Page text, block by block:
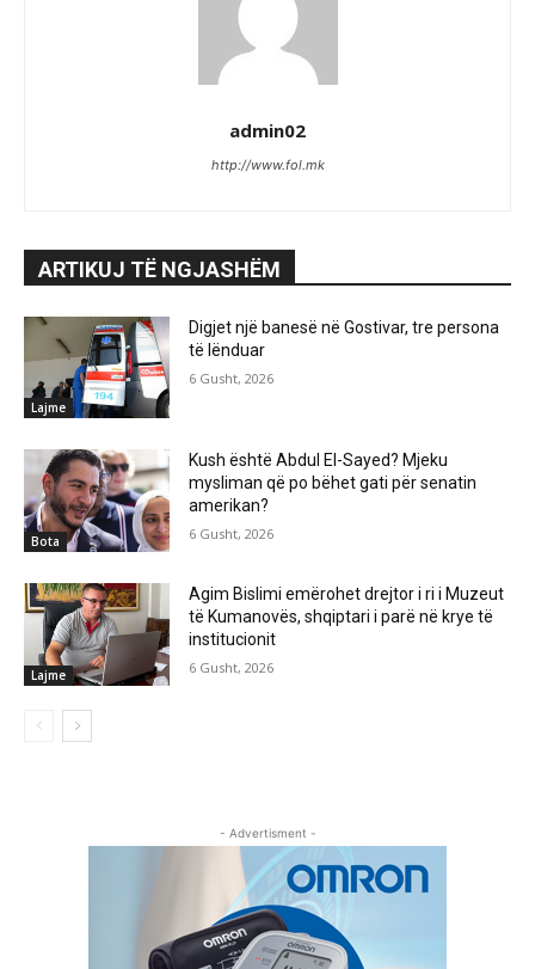
admin02
http://www.fol.mk
ARTIKUJ TË NGJASHËM
Lajme
Digjet një banesë në Gostivar, tre persona
të lënduar
6 Gusht, 2026
Bota
Kush është Abdul El-Sayed? Mjeku
mysliman që po bëhet gati për senatin
amerikan?
6 Gusht, 2026
Lajme
Agim Bislimi emërohet drejtor i ri i Muzeut
të Kumanovës, shqiptari i parë në krye të
institucionit
6 Gusht, 2026
- Advertisment -